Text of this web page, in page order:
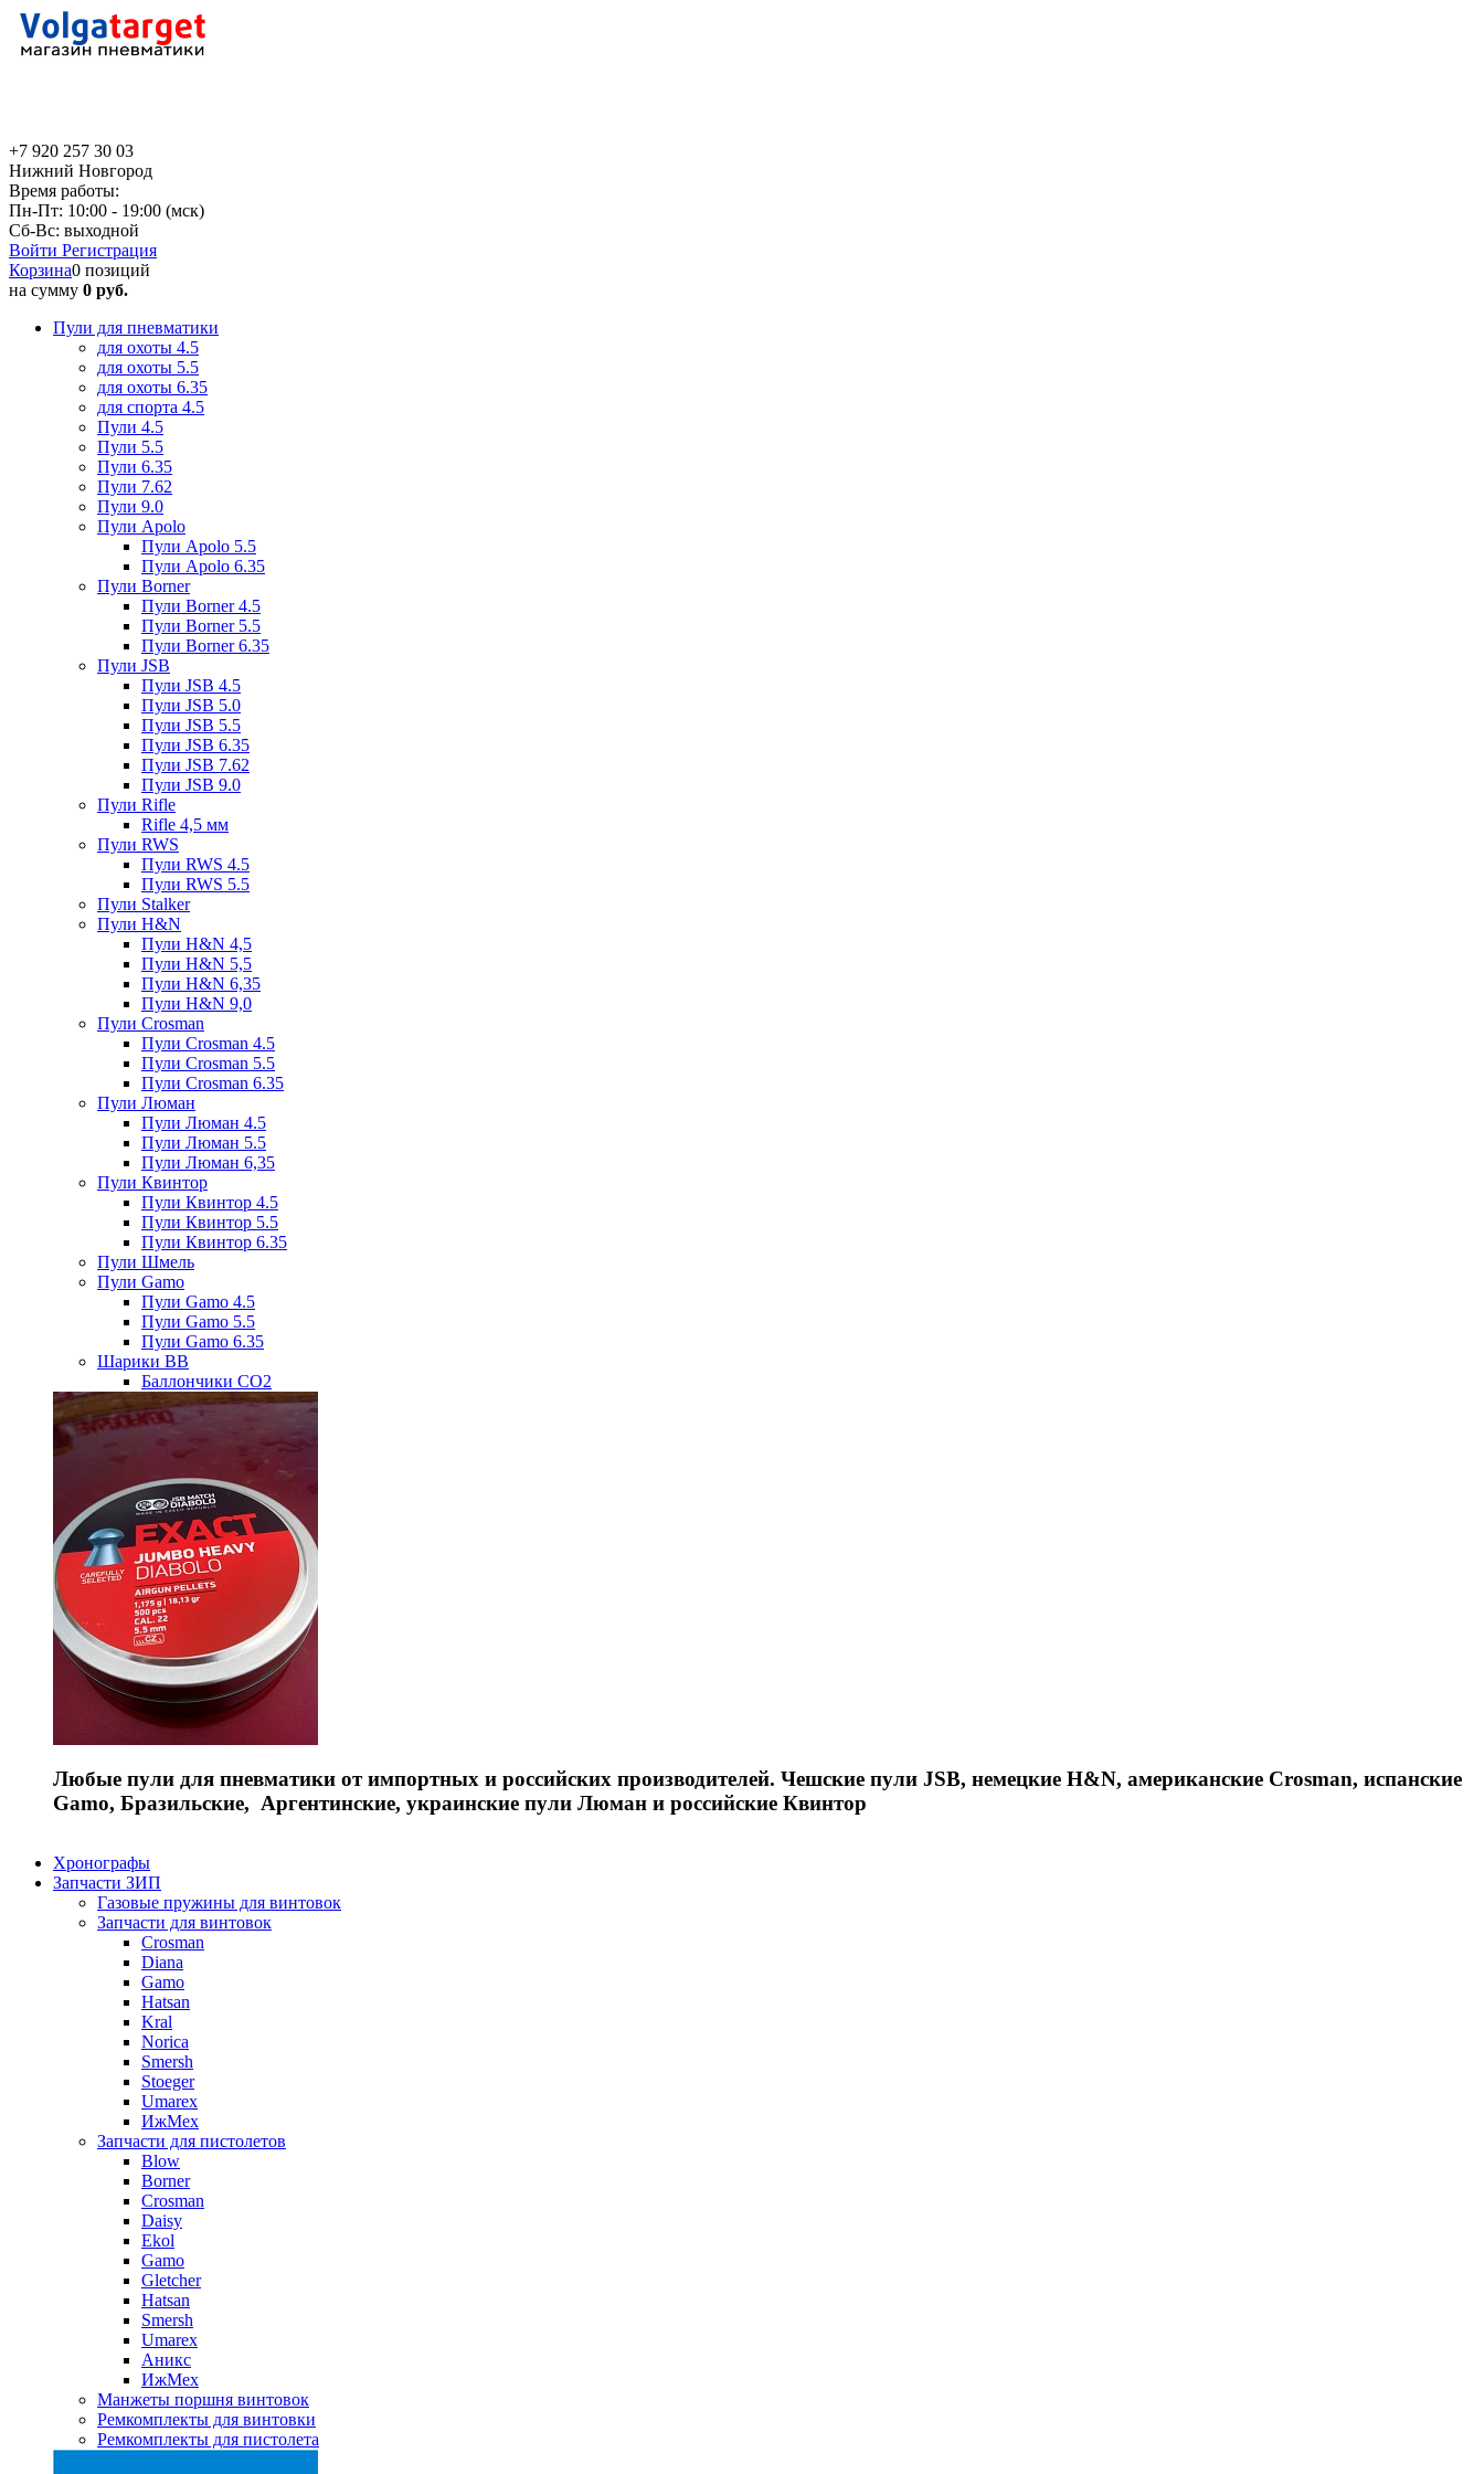
+7 920 257 30 03
Нижний Новгород
Время работы:
Пн-Пт: 10:00 - 19:00 (мск)
Сб-Вс: выходной
Войти Регистрация
Корзина0 позиций
на сумму 0 руб.
Пули для пневматики
для охоты 4.5
для охоты 5.5
для охоты 6.35
для спорта 4.5
Пули 4.5
Пули 5.5
Пули 6.35
Пули 7.62
Пули 9.0
Пули Apolo
Пули Apolo 5.5
Пули Apolo 6.35
Пули Borner
Пули Borner 4.5
Пули Borner 5.5
Пули Borner 6.35
Пули JSB
Пули JSB 4.5
Пули JSB 5.0
Пули JSB 5.5
Пули JSB 6.35
Пули JSB 7.62
Пули JSB 9.0
Пули Rifle
Rifle 4,5 мм
Пули RWS
Пули RWS 4.5
Пули RWS 5.5
Пули Stalker
Пули H&N
Пули H&N 4,5
Пули H&N 5,5
Пули H&N 6,35
Пули H&N 9,0
Пули Crosman
Пули Crosman 4.5
Пули Crosman 5.5
Пули Crosman 6.35
Пули Люман
Пули Люман 4.5
Пули Люман 5.5
Пули Люман 6,35
Пули Квинтор
Пули Квинтор 4.5
Пули Квинтор 5.5
Пули Квинтор 6.35
Пули Шмель
Пули Gamo
Пули Gamo 4.5
Пули Gamo 5.5
Пули Gamo 6.35
Шарики BB
Баллончики CO2
Любые пули для пневматики от импортных и российских производителей. Чешские пули JSB, немецкие H&N, американские Crosman, испанские
Gamo, Бразильские, Аргентинские, украинские пули Люман и российские Квинтор
Хронографы
Запчасти ЗИП
Газовые пружины для винтовок
Запчасти для винтовок
Crosman
Diana
Gamo
Hatsan
Kral
Norica
Smersh
Stoeger
Umarex
ИжМех
Запчасти для пистолетов
Blow
Borner
Crosman
Daisy
Ekol
Gamo
Gletcher
Hatsan
Smersh
Umarex
Аникс
ИжМех
Манжеты поршня винтовок
Ремкомплекты для винтовки
Ремкомплекты для пистолета